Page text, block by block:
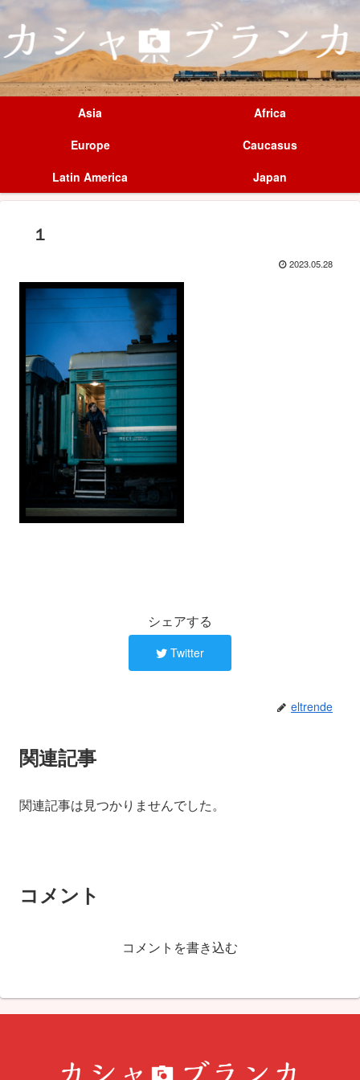
Asia
Africa
Europe
Caucasus
Latin America
Japan
１
2023.05.28
シェアする
Twitter
eltrende
関連記事
関連記事は見つかりませんでした。
コメント
コメントを書き込む